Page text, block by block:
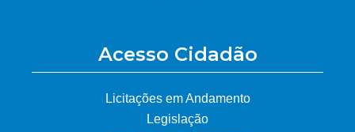
Acesso Cidadão
Licitações em Andamento
Legislação